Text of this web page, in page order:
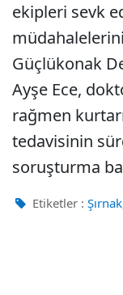
ekipleri sevk
Güçlükonak
Ayşe Ece,
rağmen
tedavisinin
soruşturma
Etiketler : Şırnak